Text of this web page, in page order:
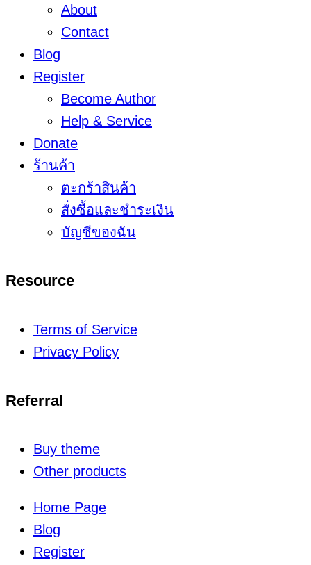
About
Contact
Blog
Register
Become Author
Help & Service
Donate
ร้านค้า
ตะกร้าสินค้า
สั่งซื้อและชำระเงิน
บัญชีของฉัน
Resource
Terms of Service
Privacy Policy
Referral
Buy theme
Other products
Home Page
Blog
Register